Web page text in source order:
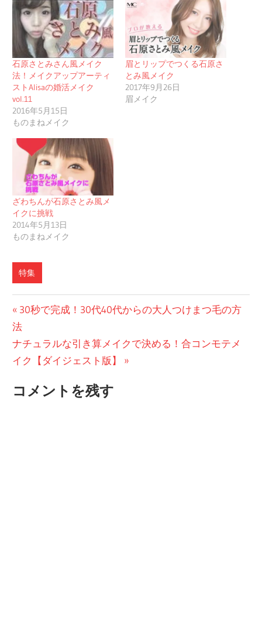
石原さとみさん風メイク
法！メイクアップアーティ
ストAlisaの婚活メイク
vol.11
2016年5月15日
ものまねメイク
眉とリップでつくる石原さ
とみ風メイク
2017年9月26日
眉メイク
ざわちんが石原さとみ風メ
イクに挑戦
2014年5月13日
ものまねメイク
特集
投
稿
ナ
ゲ
前
の
投
稿:
30秒で完成！30代40代からの大人つけまつ毛の方
法
次
の
稿:
ナチュラルな引き算メイクで決める！合コンモテメ
イク【ダイジェスト版】
コメントを残す